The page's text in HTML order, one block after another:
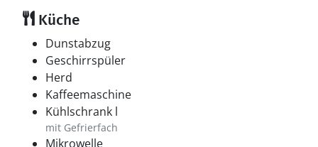
Küche
Dunstabzug
Geschirrspüler
Herd
Kaffeemaschine
Kühlschrank l
mit Gefrierfach
Mikrowelle